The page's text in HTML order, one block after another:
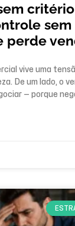
sem
perde
vive uma
De um lado, o
— porque